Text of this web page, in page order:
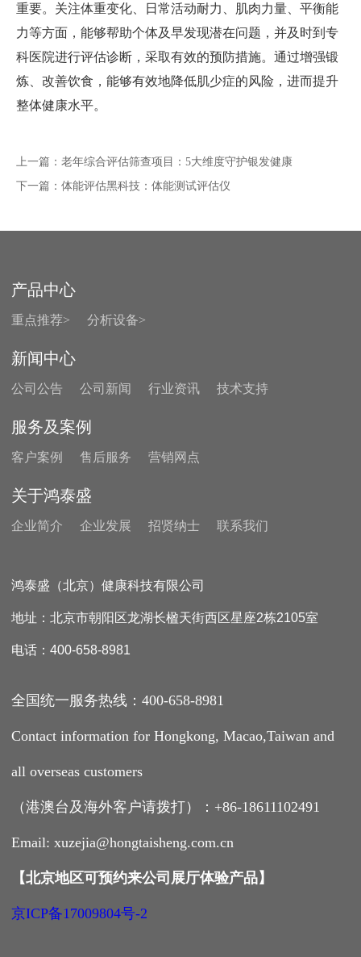
重要。关注体重变化、日常活动耐力、肌肉力量、平衡能
力等方面，能够帮助个体及早发现潜在问题，并及时到专
科医院进行评估诊断，采取有效的预防措施。通过增强锻
炼、改善饮食，能够有效地降低肌少症的风险，进而提升
整体健康水平。
上一篇： 老年综合评估筛查项目：5大维度守护银发健康
下一篇： 体能评估黑科技：体能测试评估仪
产品中心
重点推荐> 分析设备>
新闻中心
公司公告 公司新闻 行业资讯 技术支持
服务及案例
客户案例 售后服务 营销网点
关于鸿泰盛
企业简介 企业发展 招贤纳士 联系我们
鸿泰盛（北京）健康科技有限公司
地址：北京市朝阳区龙湖长楹天街西区星座2栋2105室
电话：400-658-8981
全国统一服务热线：400-658-8981
Contact information for Hongkong, Macao,Taiwan and
all overseas customers
（港澳台及海外客户请拨打）：+86-18611102491
Email: xuzejia@hongtaisheng.com.cn
【北京地区可预约来公司展厅体验产品】
京ICP备17009804号-2